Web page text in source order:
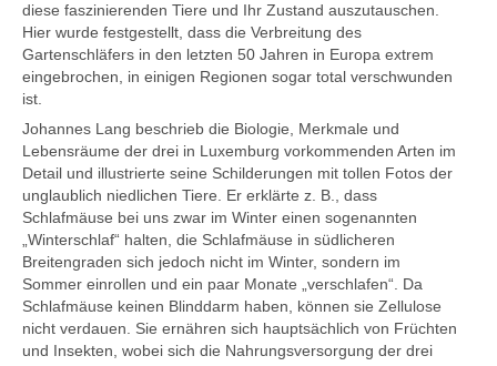
diese faszinierenden Tiere und Ihr Zustand auszutauschen.
Hier wurde festgestellt, dass die Verbreitung des
Gartenschläfers in den letzten 50 Jahren in Europa extrem
eingebrochen, in einigen Regionen sogar total verschwunden
ist.
Johannes Lang beschrieb die Biologie, Merkmale und
Lebensräume der drei in Luxemburg vorkommenden Arten im
Detail und illustrierte seine Schilderungen mit tollen Fotos der
unglaublich niedlichen Tiere. Er erklärte z. B., dass
Schlafmäuse bei uns zwar im Winter einen sogenannten
„Winterschlaf“ halten, die Schlafmäuse in südlicheren
Breitengraden sich jedoch nicht im Winter, sondern im
Sommer einrollen und ein paar Monate „verschlafen“. Da
Schlafmäuse keinen Blinddarm haben, können sie Zellulose
nicht verdauen. Sie ernähren sich hauptsächlich von Früchten
und Insekten, wobei sich die Nahrungsversorgung der drei